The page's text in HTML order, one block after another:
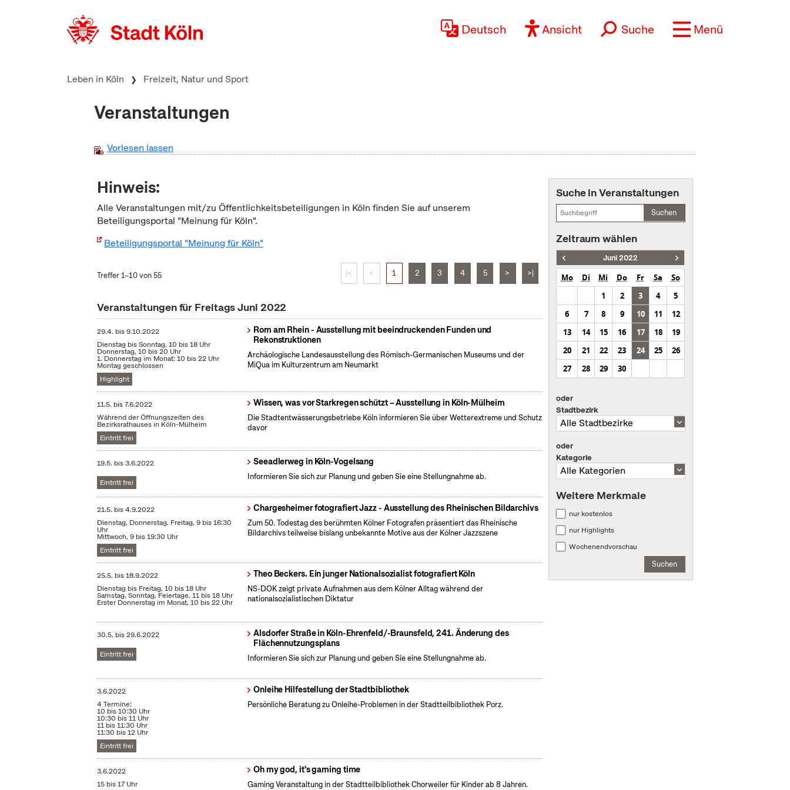
Deutsch Ansicht Suche Menü
Leben in Köln Freizeit, Natur und Sport
Veranstaltungen
Vorlesen lassen
Hinweis:
Alle Veranstaltungen mit/zu Öffentlichkeitsbeteiligungen in Köln finden Sie auf unserem
Beteiligungsportal "Meinung für Köln".
Beteiligungsportal "Meinung für Köln"
Treffer 1–10 von 55 |< < 1 2 3 4 5 > >|
Veranstaltungen für Freitags Juni 2022
29.4. bis9.10.2022
Dienstag bis Sonntag, 10 bis 18 Uhr
Donnerstag, 10 bis 20 Uhr
1. Donnerstag im Monat: 10 bis 22 Uhr
Montag geschlossen
Highlight
Rom am Rhein - Ausstellung mit beeindruckenden Funden und
Rekonstruktionen
Archäologische Landesausstellung des Römisch-Germanischen Museums und der
MiQua im Kulturzentrum am Neumarkt
11.5. bis7.6.2022
Während der Öffnungszeiten des
Bezirksrathauses in Köln-Mülheim
Eintritt frei
Wissen, was vor Starkregen schützt – Ausstellung in Köln-Mülheim
Die Stadtentwässerungsbetriebe Köln informieren Sie über Wetterextreme und Schutz
davor
19.5. bis3.6.2022
Eintritt frei
Seeadlerweg in Köln-Vogelsang
Informieren Sie sich zur Planung und geben Sie eine Stellungnahme ab.
21.5. bis4.9.2022
Dienstag, Donnerstag, Freitag, 9 bis 16:30
Uhr
Mittwoch, 9 bis 19:30 Uhr
Eintritt frei
Chargesheimer fotografiert Jazz - Ausstellung des Rheinischen Bildarchivs
Zum 50. Todestag des berühmten Kölner Fotografen präsentiert das Rheinische
Bildarchivs teilweise bislang unbekannte Motive aus der Kölner Jazzszene
25.5. bis18.9.2022
Dienstag bis Freitag, 10 bis 18 Uhr
Samstag, Sonntag, Feiertage, 11 bis 18 Uhr
Erster Donnerstag im Monat, 10 bis 22 Uhr
Theo Beckers. Ein junger Nationalsozialist fotografiert Köln
NS-DOK zeigt private Aufnahmen aus dem Kölner Alltag während der
nationalsozialistischen Diktatur
30.5. bis29.6.2022
Eintritt frei
Alsdorfer Straße in Köln-Ehrenfeld/-Braunsfeld, 241. Änderung des
Flächennutzungsplans
Informieren Sie sich zur Planung und geben Sie eine Stellungnahme ab.
3.6.2022
4 Termine:
10 bis 10:30 Uhr
10:30 bis 11 Uhr
11 bis 11:30 Uhr
11:30 bis 12 Uhr
Eintritt frei
Onleihe Hilfestellung der Stadtbibliothek
Persönliche Beratung zu Onleihe-Problemen in der Stadtteilbibliothek Porz.
3.6.2022
15 bis 17 Uhr
Oh my god, it's gaming time
Gaming Veranstaltung in der Stadtteilbibliothek Chorweiler für Kinder ab 8 Jahren.
Suche in Veranstaltungen
Suchen
Zeitraum wählen
Juni 2022
Mo Di Mi Do Fr Sa
So
1
2 3 4
5
6
7 8 9 10 11
12
13
14 15 16 17 18
19
20
21 22 23 24 25
26
27
28 29 30
oder
Stadtbezirk
oder
Kategorie
Weitere Merkmale
nur kostenlos
nur Highlights
Wochenendvorschau
Suchen